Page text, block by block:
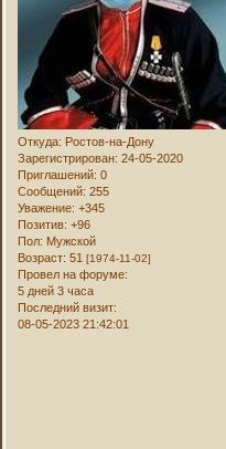
Откуда: Ростов-на-Дону
Зарегистрирован: 24-05-2020
Приглашений: 0
Сообщений: 255
Уважение: +345
Позитив: +96
Пол: Мужской
Возраст: 51[1974-11-02]
Провел на форуме:
5 дней 3 часа
Последний визит:
08-05-2023 21:42:01